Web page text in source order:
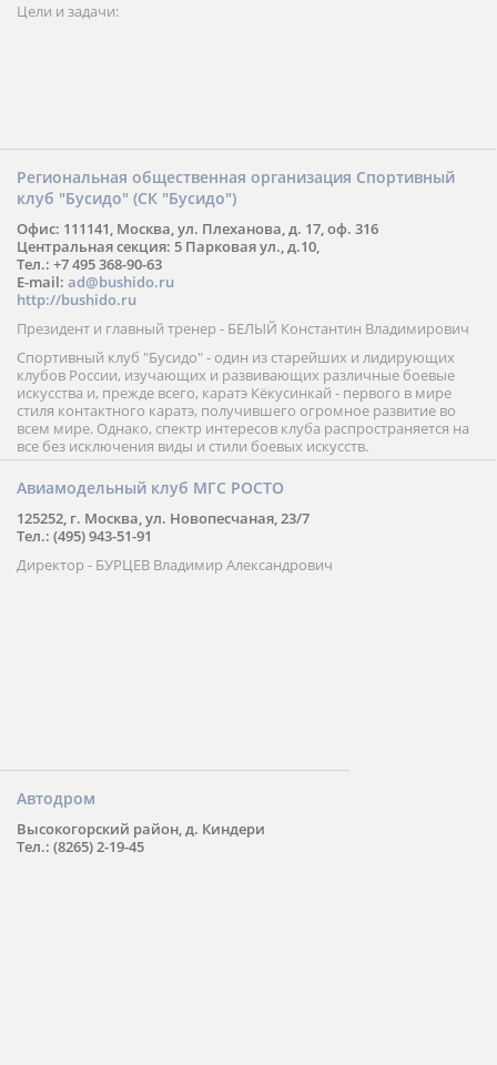
Цели и задачи:
Региональная общественная организация Спортивный
клуб "Бусидо" (СК "Бусидо")
Офис: 111141, Москва, ул. Плеханова, д. 17, оф. 316
Центральная секция: 5 Парковая ул., д.10,
Тел.: +7 495 368-90-63
E-mail: ad@bushido.ru
http://bushido.ru
Президент и главный тренер - БЕЛЫЙ Константин Владимирович
Спортивный клуб "Бусидо" - один из старейших и лидирующих
клубов России, изучающих и развивающих различные боевые
искусства и, прежде всего, каратэ Кёкусинкай - первого в мире
стиля контактного каратэ, получившего огромное развитие во
всем мире. Однако, спектр интересов клуба распространяется на
все без исключения виды и стили боевых искусств.
Авиамодельный клуб МГС РОСТО
125252, г. Москва, ул. Новопесчаная, 23/7
Тел.: (495) 943-51-91
Директор - БУРЦЕВ Владимир Александрович
Автодром
Высокогорский район, д. Киндери
Тел.: (8265) 2-19-45